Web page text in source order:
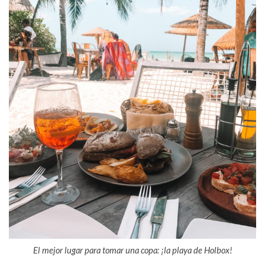
El mejor lugar para tomar una copa: ¡la playa de Holbox!